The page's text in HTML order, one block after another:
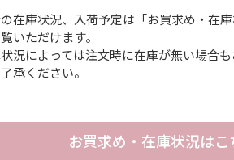
在庫状況、入荷予定は「お買求め・在
いただけます。
況によっては注文時に在庫が無い場合
承ください。
お買求め・在庫状況はこ